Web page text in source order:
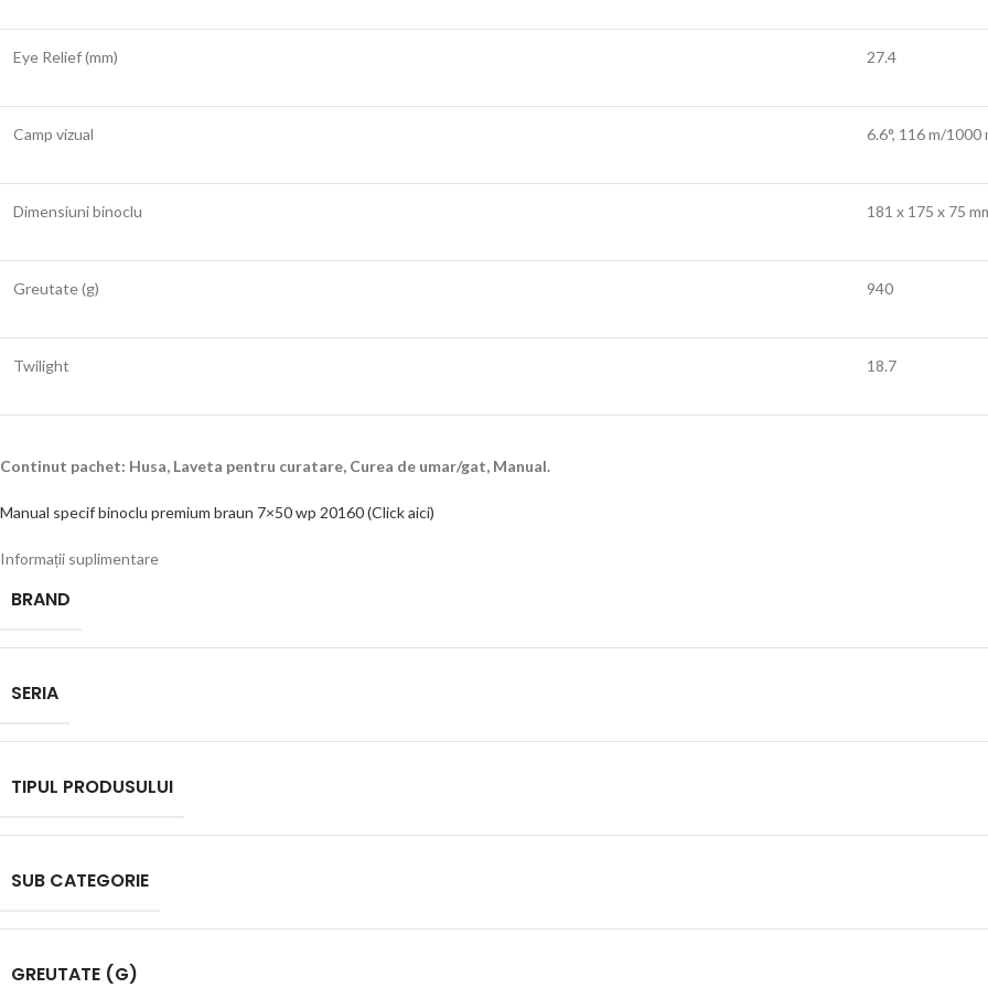
Eye Relief (mm) 27.4
Camp vizual 6.6°, 116 m/1000
Dimensiuni binoclu 181 x 175 x 75
Greutate (g) 940
Twilight 18.7
Continut pachet: Husa, Laveta pentru curatare, Curea de umar/gat, Manual.
Manual specif binoclu premium braun 7×50 wp 20160 (Click aici)
Informații suplimentare
BRAND
SERIA
TIPUL PRODUSULUI
SUB CATEGORIE
GREUTATE (G)